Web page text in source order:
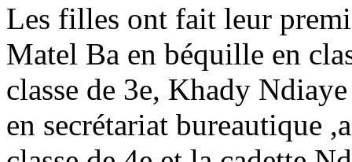
Les filles ont fait leur
Matel Ba en béquille en
classe de 3e, Khady
en secrétariat bureautique